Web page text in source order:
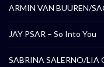
ARMIN VAN BUUREN/
JAY PSAR – So Into You
SABRINA SALERNO/LIA